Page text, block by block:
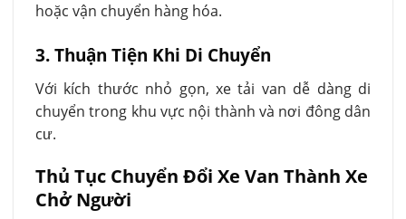
hoặc vận chuyển hàng hóa.
3. Thuận Tiện Khi Di Chuyển
Với kích thước nhỏ gọn, xe tải van dễ dàng di
chuyển trong khu vực nội thành và nơi đông dân
cư.
Thủ Tục Chuyển Đổi Xe Van Thành Xe
Chở Người